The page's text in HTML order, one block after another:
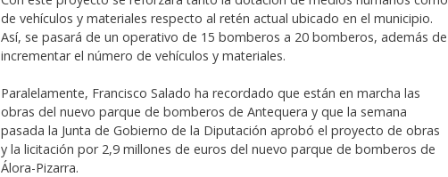
de vehículos y materiales respecto al retén actual ubicado en el municipio.
Así, se pasará de un operativo de 15 bomberos a 20 bomberos, además de
incrementar el número de vehículos y materiales.
Paralelamente, Francisco Salado ha recordado que están en marcha las
obras del nuevo parque de bomberos de Antequera y que la semana
pasada la Junta de Gobierno de la Diputación aprobó el proyecto de obras
y la licitación por 2,9 millones de euros del nuevo parque de bomberos de
Álora-Pizarra.